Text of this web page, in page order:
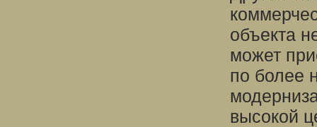
объекта
может
по более
высокой